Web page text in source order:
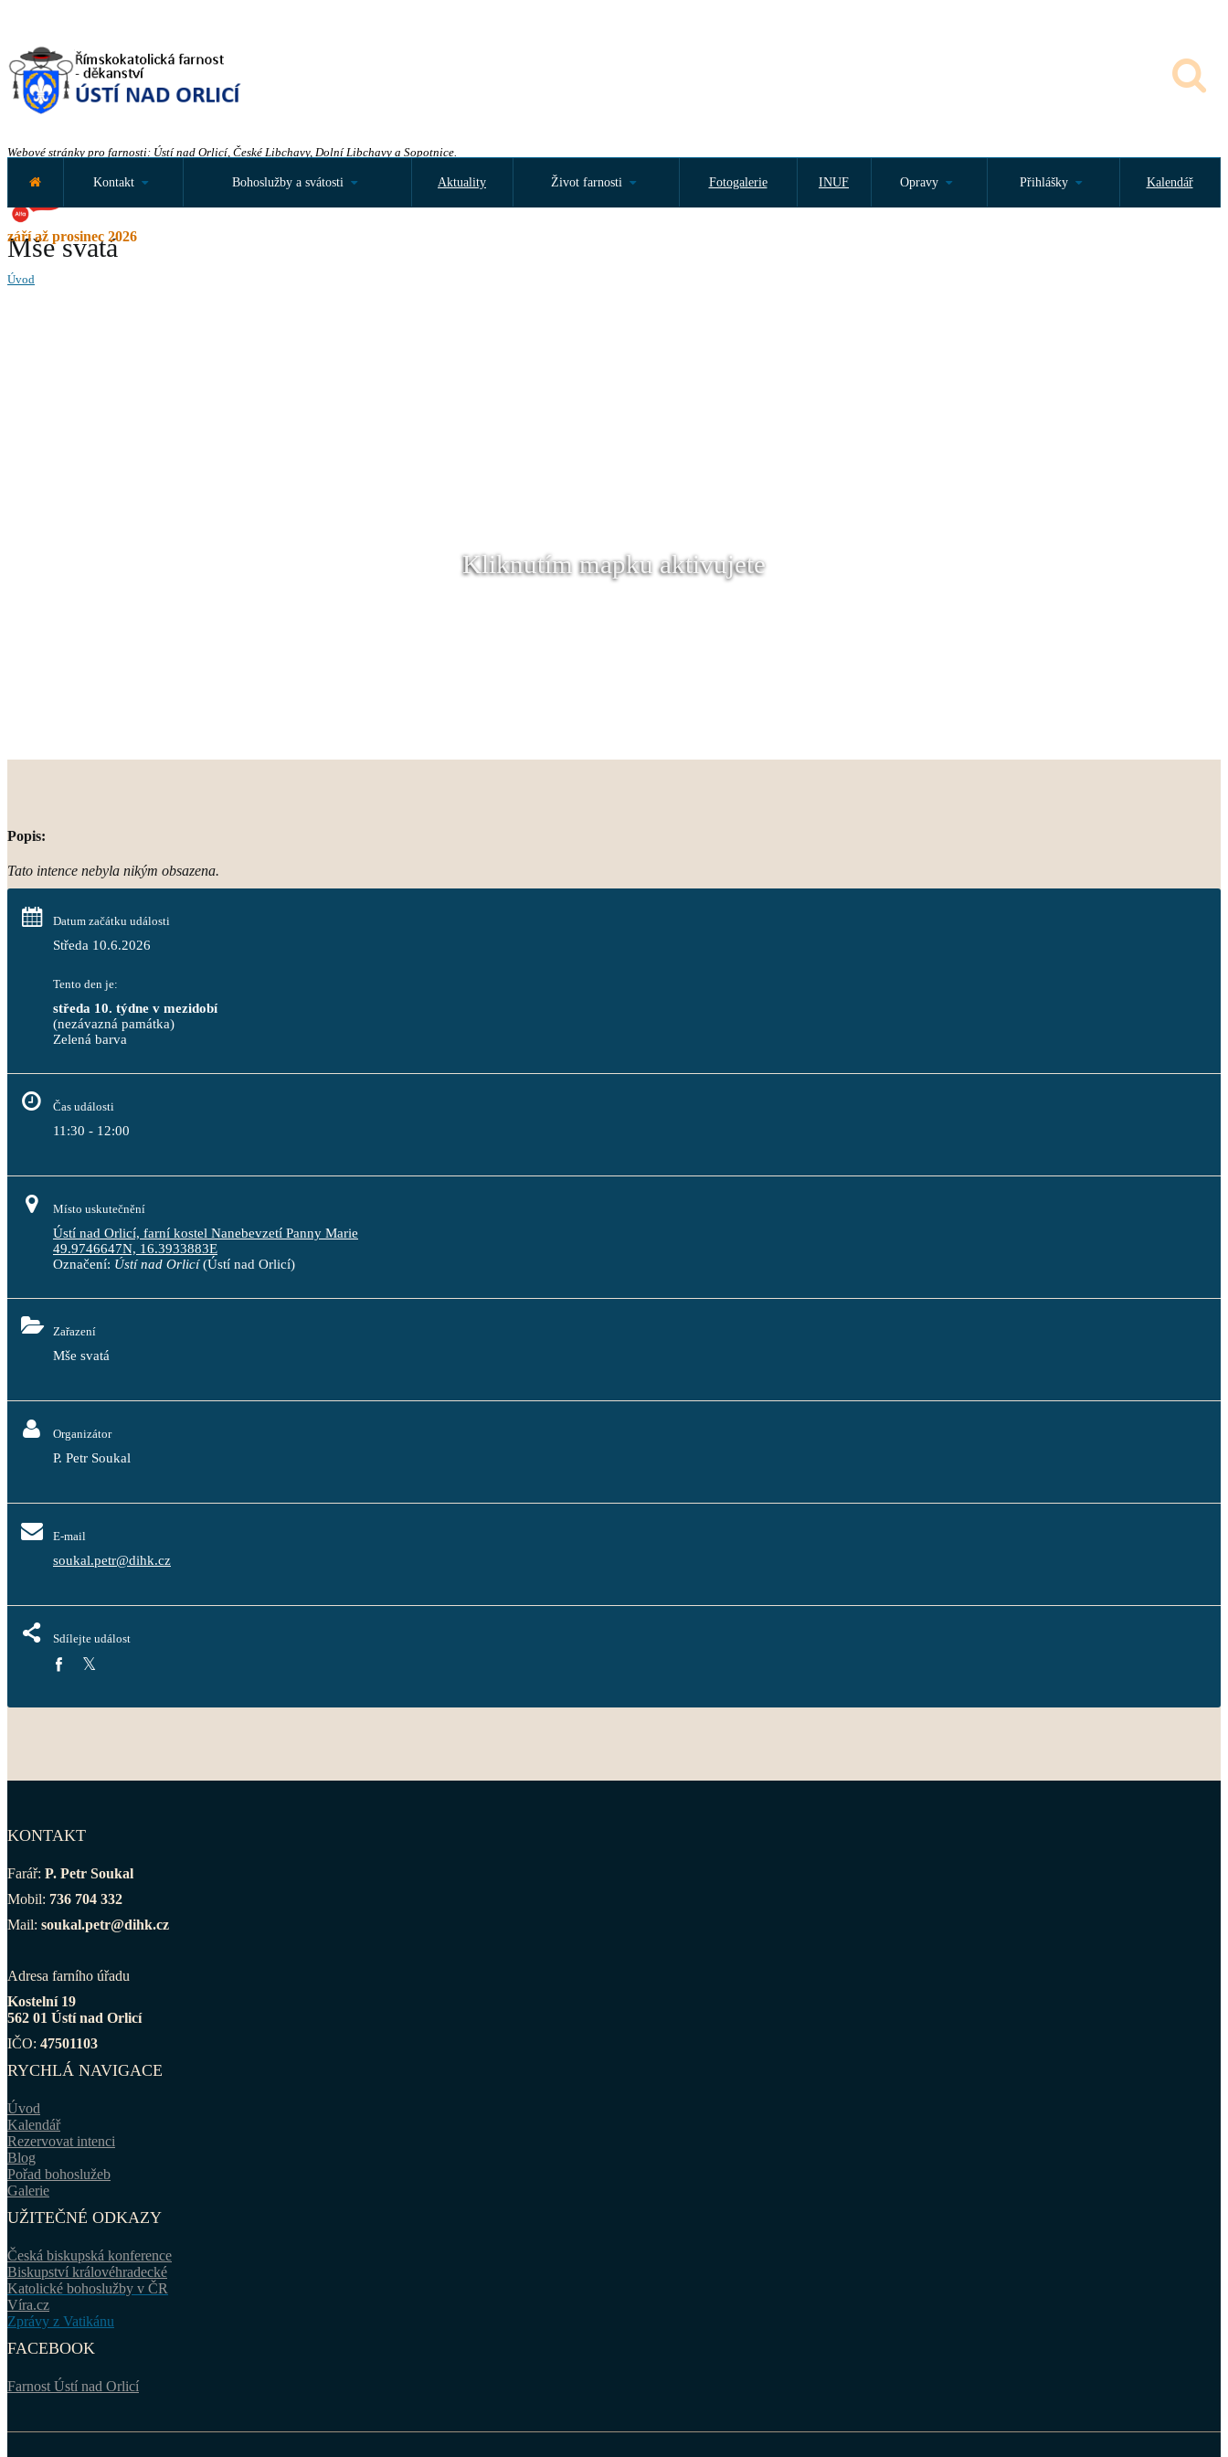
Webové stránky pro farnosti: Ústí nad Orlicí, České Libchavy, Dolní Libchavy a Sopotnice.
září až prosinec 2026
Kontakt Bohoslužby a svátosti Aktuality Život farnosti Fotogalerie INUF Opravy Přihlášky Kalendář
Mše svatá
Úvod
Kliknutím mapku aktivujete
Popis:
Tato intence nebyla nikým obsazena.
Datum začátku události
Středa 10.6.2026
Tento den je:
středa 10. týdne v mezidobí
(nezávazná památka)
Zelená barva
Čas události
11:30 - 12:00
Místo uskutečnění
Ústí nad Orlicí, farní kostel Nanebevzetí Panny Marie
49.9746647N, 16.3933883E
Označení: Ústí nad Orlicí(Ústí nad Orlicí)
Zařazení
Mše svatá
Organizátor
P. Petr Soukal
E-mail
soukal.petr@dihk.cz
Sdílejte událost
KONTAKT
Farář: P. Petr Soukal
Mobil: 736 704 332
Mail: soukal.petr@dihk.cz
Adresa farního úřadu
Kostelní 19
562 01 Ústí nad Orlicí
IČO: 47501103
RYCHLÁ NAVIGACE
Úvod
Kalendář
Rezervovat intenci
Blog
Pořad bohoslužeb
Galerie
UŽITEČNÉ ODKAZY
Česká biskupská konference
Biskupství královéhradecké
Katolické bohoslužby v ČR
Víra.cz
Zprávy z Vatikánu
FACEBOOK
Farnost Ústí nad Orlicí